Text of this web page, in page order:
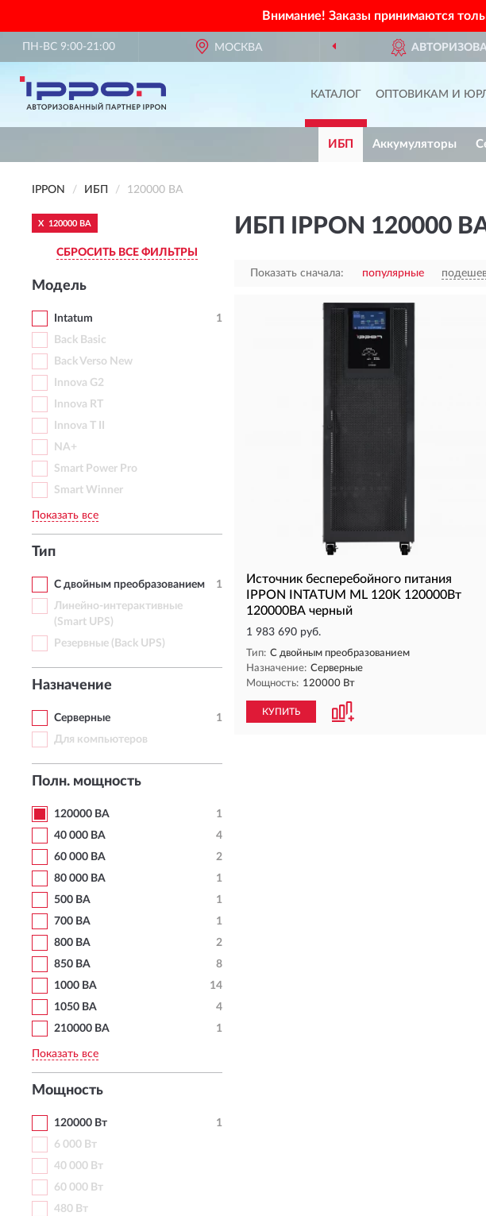
Внимание! Заказы принимаются
ПН-ВС 9:00-21:00 МОСКВА
КАТАЛОГ ОПТОВИКАМ И
ИБП Аккумуляторы
IPPON ИБП 120000 ВА
X 120000 ВА
СБРОСИТЬ ВСЕ ФИЛЬТРЫ
Модель
Intatum
1
Back Basic
Back Verso New
Innova G2
Innova RT
Innova T II
NA+
Smart Power Pro
Smart Winner
Показать все
Тип
С двойным преобразованием
1
Линейно-интерактивные
(Smart UPS)
Резервные (Back UPS)
Назначение
Серверные
1
Для компьютеров
Полн. мощность
120000 ВА
1
40 000 ВА
4
60 000 ВА
2
80 000 ВА
1
500 ВА
1
700 ВА
1
800 ВА
2
850 ВА
8
1000 ВА
14
1050 ВА
4
210000 ВА
1
Показать все
Мощность
120000 Вт
1
6 000 Вт
40 000 Вт
60 000 Вт
480 Вт
ИБП IPPON 120000
Показать сначала: популярные
Источник бесперебойного питания
IPPON INTATUM ML 120K 120000Вт
120000ВА черный
1 983 690 руб.
Тип: С двойным преобразованием
Назначение: Серверные
Мощность: 120000 Вт
КУПИТЬ